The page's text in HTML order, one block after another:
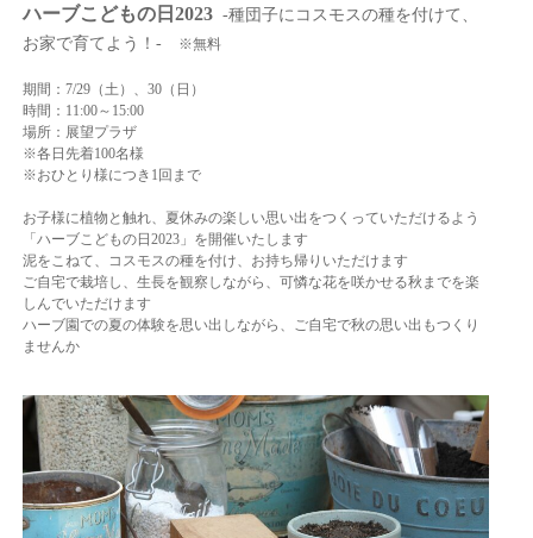
ハーブこどもの日2023 ‐種団子にコスモスの種を付けて、
お家で育てよう！‐
※無料
期間：7/29（土）、30（日）
時間：11:00～15:00
場所：展望プラザ
※各日先着100名様
※おひとり様につき1回まで
お子様に植物と触れ、夏休みの楽しい思い出をつくっていただけるよう
「ハーブこどもの日2023」を開催いたします
泥をこねて、コスモスの種を付け、お持ち帰りいただけます
ご自宅で栽培し、生長を観察しながら、可憐な花を咲かせる秋までを楽
しんでいただけます
ハーブ園での夏の体験を思い出しながら、ご自宅で秋の思い出もつくり
ませんか